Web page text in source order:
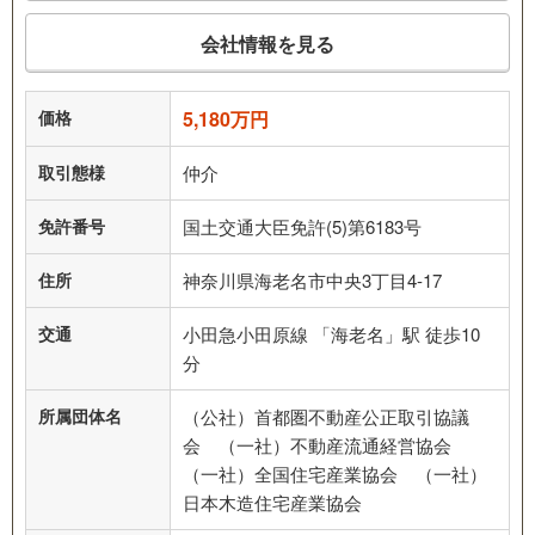
会社情報を見る
価格 5,180万円
取引態様 仲介
免許番号 国土交通大臣免許(5)第6183号
住所 神奈川県海老名市中央3丁目4-17
交通
小田急小田原線 「海老名」駅 徒歩10
分
所属団体名
（公社）首都圏不動産公正取引協議
会 （一社）不動産流通経営協会
（一社）全国住宅産業協会 （一社）
日本木造住宅産業協会